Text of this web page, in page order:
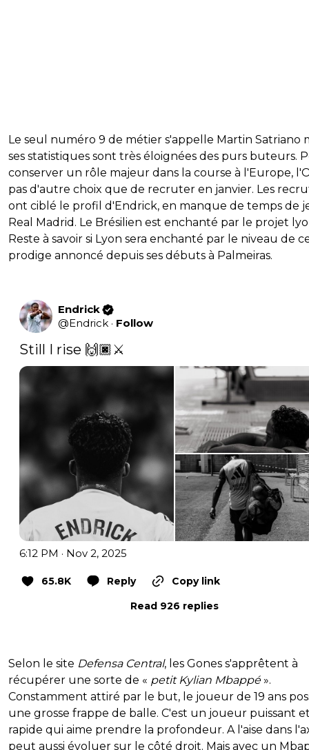
Le seul numéro 9 de métier s'appelle Martin Satriano
ses statistiques sont très éloignées des purs buteurs.
conserver un rôle majeur dans la course à l'Europe,
pas d'autre choix que de recruter en janvier. Les
ont ciblé le profil d'Endrick, en manque de temps de
Real Madrid. Le Brésilien est enchanté par le projet
Reste à savoir si Lyon sera enchanté par le niveau de
prodige annoncé depuis ses débuts à Palmeiras.
Endrick
@Endrick · Follow
Still I rise 🙌🏿⚔️
6:12 PM · Nov 2, 2025
65.8K Reply
Copy link
Read 926 replies
Selon le site Defensa Central, les Gones s'apprêtent à
récupérer une sorte de « petit Kylian Mbappé».
Constamment attiré par le but, le joueur de 19 ans
une grosse frappe de balle. C'est un joueur puissant
rapide qui aime prendre la profondeur. A l'aise dans
peut aussi évoluer sur le côté droit. Mais avec un